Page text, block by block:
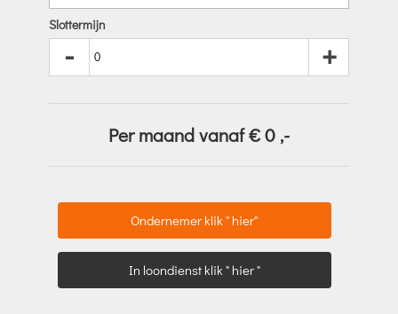
Slottermijn
- +
Per maand vanaf €0 ,-
Ondernemer klik " hier"
In loondienst klik " hier "